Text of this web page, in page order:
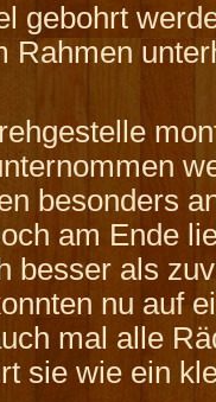
gebohrt
Rahmen
besonders
am Ende
besser als
nu auf
mal alle
sie wie ein